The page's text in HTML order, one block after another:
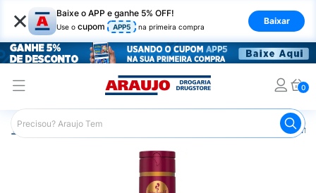
× Baixe o APP e ganhe 5% OFF!
Use o cupom APP5 na primeira compra
Baixar
0
Araujo Cabelo Cabelos Lisos ou com